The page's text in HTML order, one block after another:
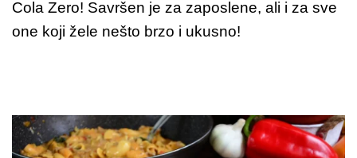
Cola Zero! Savršen je za zaposlene, ali i za sve
one koji žele nešto brzo i ukusno!